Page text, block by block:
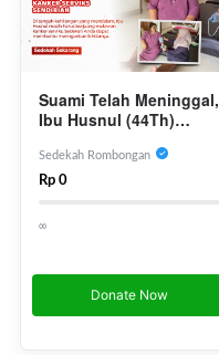
Suami Telah Meninggal,
Ibu Husnul (44Th)
Kanker Serviks
Sendirian
Sedekah Rombongan
Rp 0
∞
Donate Now